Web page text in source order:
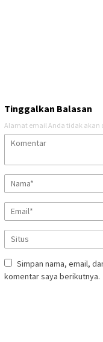
Tinggalkan Balasan
Alamat email Anda tidak akan
Simpan nama, email,
komentar saya berikutnya.